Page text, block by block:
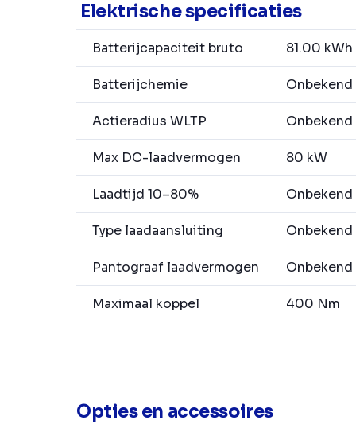
Elektrische specificaties
Batterijcapaciteit bruto 81.00 kWh
Batterijchemie Onbekend
Actieradius WLTP Onbekend
Max DC-laadvermogen 80 kW
Laadtijd 10–80% Onbekend
Type laadaansluiting Onbekend
Pantograaf laadvermogen Onbekend
Maximaal koppel 400 Nm
Opties en accessoires